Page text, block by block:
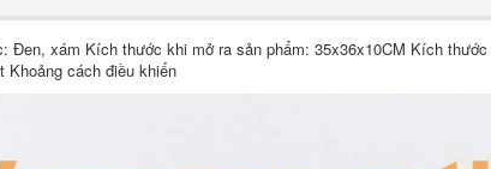
Đen, xám Kích thước khi mở ra sản phẩm: 35x36x10CM Kích
Khoảng cách điều khiển